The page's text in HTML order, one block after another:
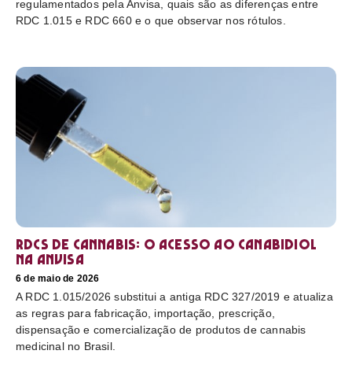
regulamentados pela Anvisa, quais são as diferenças entre
RDC 1.015 e RDC 660 e o que observar nos rótulos.
RDCs de cannabis: o acesso ao canabidiol
na Anvisa
6 de maio de 2026
A RDC 1.015/2026 substitui a antiga RDC 327/2019 e atualiza
as regras para fabricação, importação, prescrição,
dispensação e comercialização de produtos de cannabis
medicinal no Brasil.